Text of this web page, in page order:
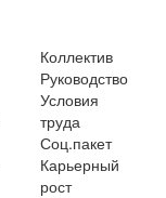
Коллектив
Руководство
Условия
труда
Соц.пакет
Карьерный
рост